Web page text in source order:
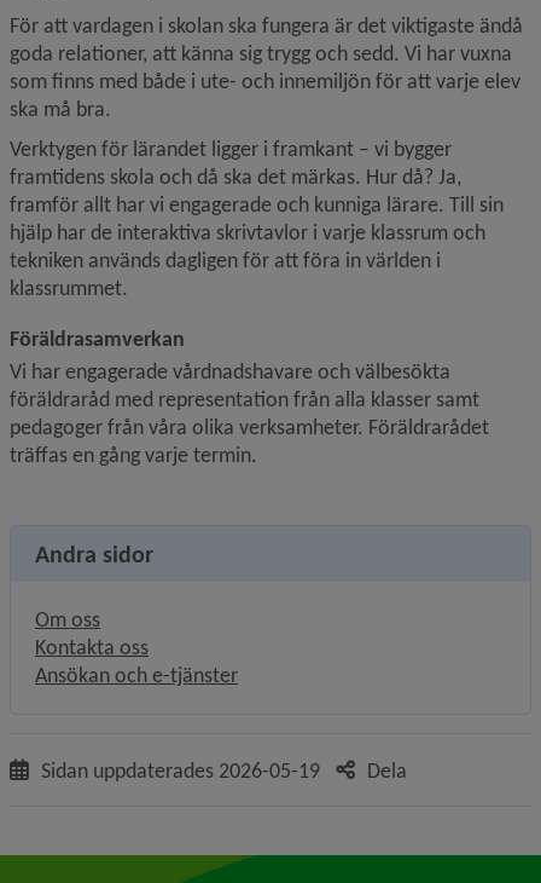
För att vardagen i skolan ska fungera är det viktigaste ändå
goda relationer, att känna sig trygg och sedd. Vi har vuxna
som finns med både i ute- och innemiljön för att varje elev
ska må bra.
Verktygen för lärandet ligger i framkant – vi bygger
framtidens skola och då ska det märkas. Hur då? Ja,
framför allt har vi engagerade och kunniga lärare. Till sin
hjälp har de interaktiva skrivtavlor i varje klassrum och
tekniken används dagligen för att föra in världen i
klassrummet.
Föräldrasamverkan
Vi har engagerade vårdnadshavare och välbesökta
föräldraråd med representation från alla klasser samt
pedagoger från våra olika verksamheter. Föräldrarådet
träffas en gång varje termin.
Andra sidor
Om oss
Kontakta oss
Ansökan och e-tjänster
Sidan uppdaterades 2026-05-19 Dela